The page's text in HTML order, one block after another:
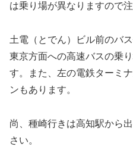
は乗り場が異なりますので
土電（とでん）ビル前のバ
東京方面への高速バスの乗
す。また、左の電鉄ターミ
ンもあります。
尚、種崎行きは高知駅から
さい。